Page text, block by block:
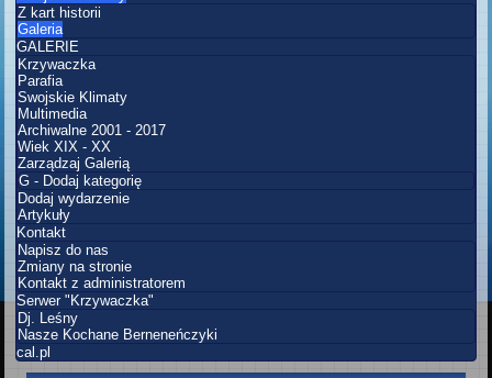
Z kart historii
Galeria
GALERIE
Krzywaczka
Parafia
Swojskie Klimaty
Multimedia
Archiwalne 2001 - 2017
Wiek XIX - XX
Zarządzaj Galerią
G - Dodaj kategorię
Dodaj wydarzenie
Artykuły
Kontakt
Napisz do nas
Zmiany na stronie
Kontakt z administratorem
Serwer "Krzywaczka"
Dj. Leśny
Nasze Kochane Berneneńczyki
cal.pl